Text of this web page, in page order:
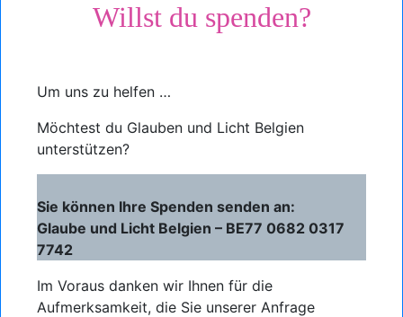
Willst du spenden?
Um uns zu helfen …
Möchtest du Glauben und Licht Belgien
unterstützen?
Sie können Ihre Spenden senden an:
Glaube und Licht Belgien – BE77 0682 0317
7742
Im Voraus danken wir Ihnen für die
Aufmerksamkeit, die Sie unserer Anfrage